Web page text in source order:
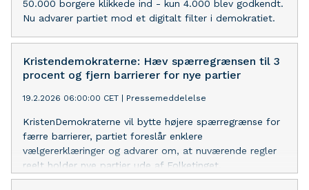
50.000 borgere klikkede ind - kun 4.000 blev godkendt.
Nu advarer partiet mod et digitalt filter i demokratiet.
Kristendemokraterne: Hæv spærregrænsen til 3
procent og fjern barrierer for nye partier
19.2.2026 06:00:00 CET Pressemeddelelse
KristenDemokraterne vil bytte højere spærregrænse for
færre barrierer, partiet foreslår enklere
vælgererklæringer og advarer om, at nuværende regler
reelt holder nye partier ude af Folketinget.